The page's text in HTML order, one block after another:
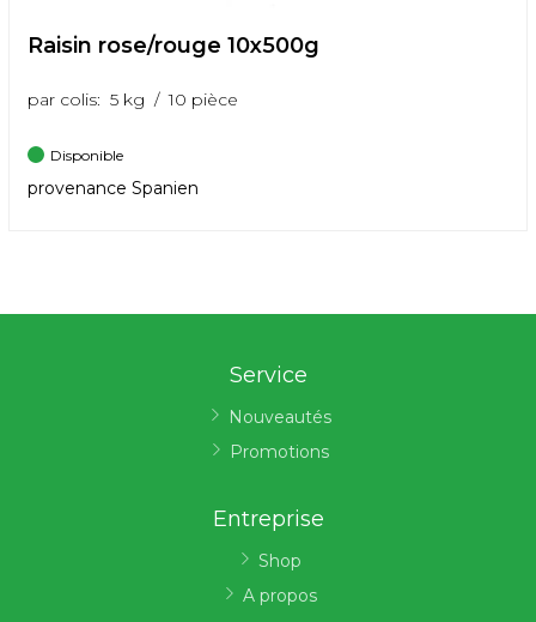
Raisin rose/rouge 10x500g
par colis: 5 kg / 10 pièce
Disponible
provenance Spanien
Service
Nouveautés
Promotions
Entreprise
Shop
A propos